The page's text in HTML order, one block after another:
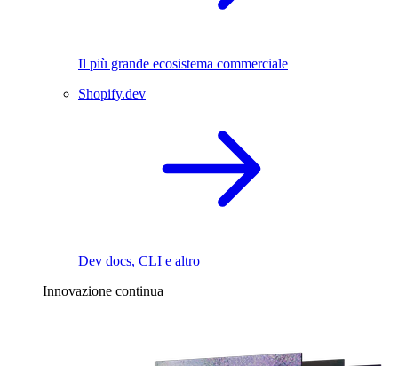
Il più grande ecosistema commerciale
Shopify.dev
Dev docs, CLI e altro
Innovazione continua